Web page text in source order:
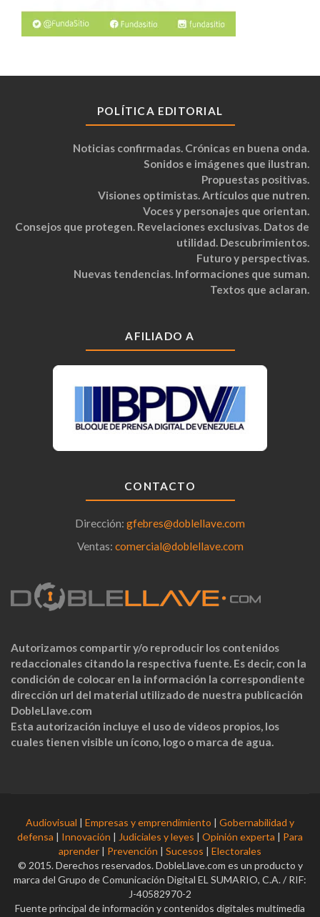
POLÍTICA EDITORIAL
Noticias confirmadas. Crónicas en buena onda.
Sonidos e imágenes que ilustran.
Propuestas positivas.
Visiones optimistas. Artículos que nutren.
Voces y personajes que orientan.
Consejos que protegen. Revelaciones exclusivas. Datos de
utilidad. Descubrimientos.
Futuro y perspectivas.
Nuevas tendencias. Informaciones que suman.
Textos que aclaran.
AFILIADO A
CONTACTO
Dirección: gfebres@doblellave.com
Ventas: comercial@doblellave.com
Autorizamos compartir y/o reproducir los contenidos
redaccionales citando la respectiva fuente. Es decir, con la
condición de colocar en la información la correspondiente
dirección url del material utilizado de nuestra publicación
DobleLlave.com
Esta autorización incluye el uso de videos propios, los
cuales tienen visible un ícono, logo o marca de agua.
Audiovisual | Empresas y emprendimiento | Gobernabilidad y
defensa | Innovación | Judiciales y leyes | Opinión experta | Para
aprender | Prevención | Sucesos | Electorales
© 2015. Derechos reservados. DobleLlave.com es un producto y
marca del Grupo de Comunicación Digital EL SUMARIO, C.A. / RIF:
J-40582970-2
Fuente principal de información y contenidos digitales multimedia